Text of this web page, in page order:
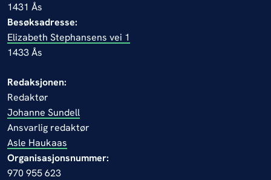
1431 Ås
Besøksadresse:
Elizabeth Stephansens vei 1
1433 Ås
Redaksjonen:
Redaktør
Johanne Sundell
Ansvarlig redaktør
Asle Haukaas
Organisasjonsnummer:
970 955 623